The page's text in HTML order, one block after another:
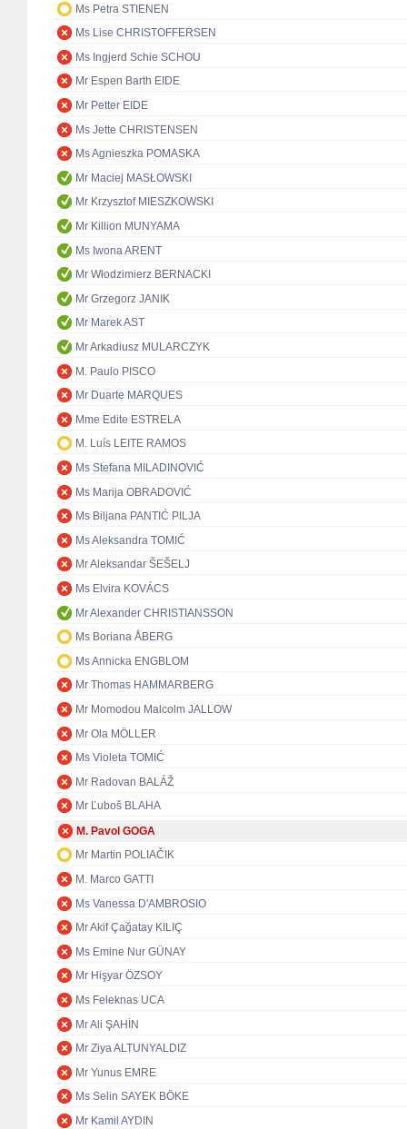
Ms Petra STIENEN
Ms Lise CHRISTOFFERSEN
Ms Ingjerd Schie SCHOU
Mr Espen Barth EIDE
Mr Petter EIDE
Ms Jette CHRISTENSEN
Ms Agnieszka POMASKA
Mr Maciej MASŁOWSKI
Mr Krzysztof MIESZKOWSKI
Mr Killion MUNYAMA
Ms Iwona ARENT
Mr Włodzimierz BERNACKI
Mr Grzegorz JANIK
Mr Marek AST
Mr Arkadiusz MULARCZYK
M. Paulo PISCO
Mr Duarte MARQUES
Mme Edite ESTRELA
M. Luís LEITE RAMOS
Ms Stefana MILADINOVIĆ
Ms Marija OBRADOVIĆ
Ms Biljana PANTIĆ PILJA
Ms Aleksandra TOMIĆ
Mr Aleksandar ŠEŠELJ
Ms Elvira KOVÁCS
Mr Alexander CHRISTIANSSON
Ms Boriana ÅBERG
Ms Annicka ENGBLOM
Mr Thomas HAMMARBERG
Mr Momodou Malcolm JALLOW
Mr Ola MÖLLER
Ms Violeta TOMIĆ
Mr Radovan BALÁŽ
Mr Ľuboš BLAHA
M. Pavol GOGA
Mr Martin POLIAČIK
M. Marco GATTI
Ms Vanessa D'AMBROSIO
Mr Akif Çağatay KILIÇ
Ms Emine Nur GÜNAY
Mr Hişyar ÖZSOY
Ms Feleknas UCA
Mr Ali ŞAHİN
Mr Ziya ALTUNYALDIZ
Mr Yunus EMRE
Ms Selin SAYEK BÖKE
Mr Kamil AYDIN